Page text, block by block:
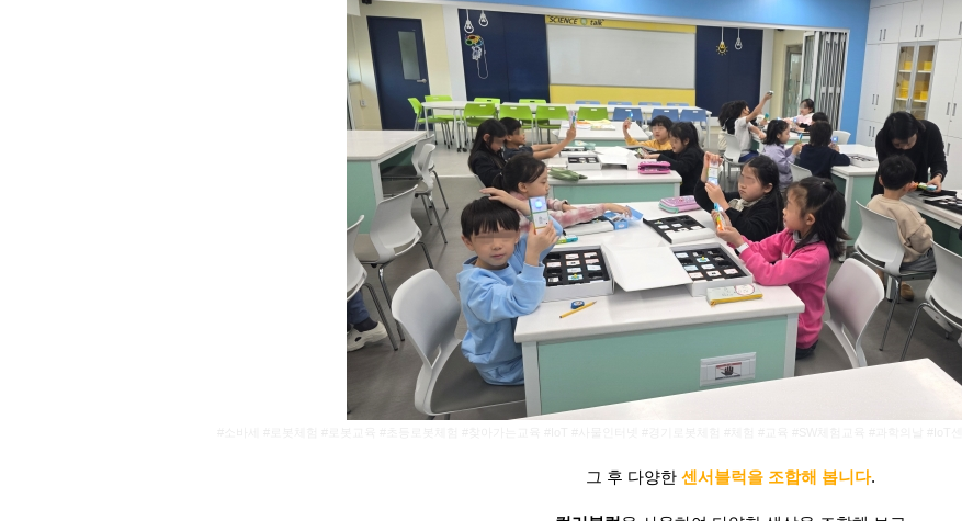
그 후 다양한 센서블럭을 조합해 봅니다.